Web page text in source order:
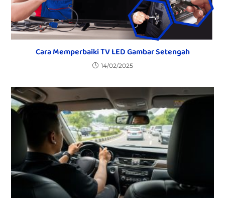
Cara Memperbaiki TV LED Gambar Setengah
14/02/2025